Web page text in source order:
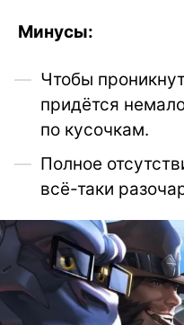
Минусы:
Чтобы
придётся
по кусочкам.
Полное
всё-таки